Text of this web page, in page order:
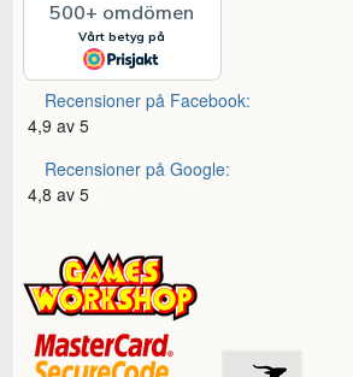
Recensioner på Facebook:
4,9 av 5
Recensioner på Google:
4,8 av 5